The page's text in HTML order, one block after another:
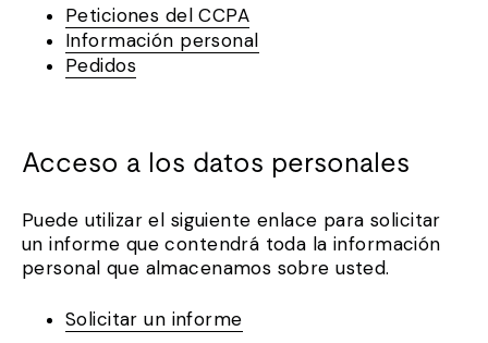
Peticiones del CCPA
Información personal
Pedidos
Acceso a los datos personales
Puede utilizar el siguiente enlace para solicitar
un informe que contendrá toda la información
personal que almacenamos sobre usted.
Solicitar un informe